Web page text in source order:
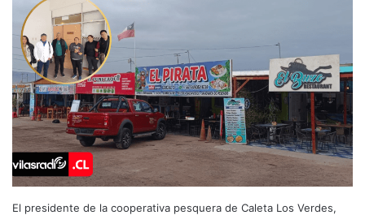
El presidente de la cooperativa pesquera de Caleta Los Verdes,